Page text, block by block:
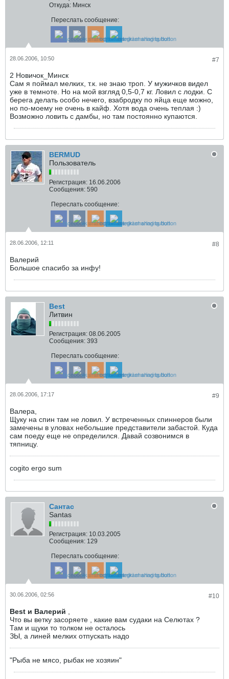
Откуда: Минск
Переслать сообщение:
#7
28.06.2006, 10:50
2 Новичок_Минск
Сам я поймал мелких, т.к. не знаю троп. У мужичков видел
уже в темноте. Но на мой взгляд 0,5-0,7 кг. Ловил с лодки. С
берега делать особо нечего, взабродку по яйца еще можно,
но по-моему не очень в кайф. Хотя вода очень теплая :)
Возможно ловить с дамбы, но там постоянно купаются.
BERMUD
Пользователь
Регистрация: 16.06.2006
Сообщения: 590
Переслать сообщение:
#8
28.06.2006, 12:11
Валерий
Большое спасибо за инфу!
Best
Литвин
Регистрация: 08.06.2005
Сообщения: 393
Переслать сообщение:
#9
28.06.2006, 17:17
Валера,
Щуку на спин там не ловил. У встреченных спиннеров были
замечены в уловах небольшие представители забастой. Куда
сам поеду еще не определился. Давай созвонимся в
тяпницу.
cogito ergo sum
Сантас
Santas
Регистрация: 10.03.2005
Сообщения: 129
Переслать сообщение:
#10
30.06.2006, 02:56
Best и Валерий
Что вы ветку засоряете , какие вам судаки на Селютах ?
Там и щуки то толком не осталось
ЗЫ, а линей мелких отпускать надо
"Рыба не мясо, рыбак не хозяин"